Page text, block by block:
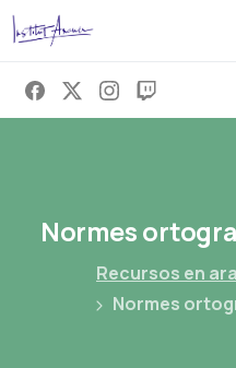
Normes
Recursos en
Normes